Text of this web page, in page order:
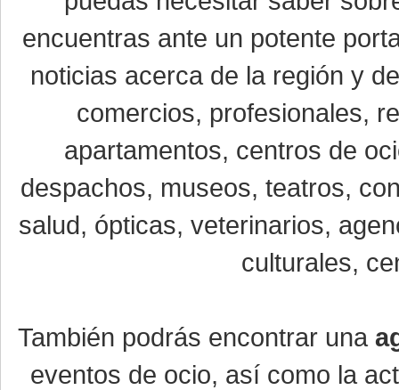
encuentras ante un potente
noticias acerca de la región y
comercios, profesionales,
apartamentos, centros de
despachos, museos, teatros,
salud, ópticas, veterinarios,
culturales,
También podrás encontrar una
eventos de ocio, así como la